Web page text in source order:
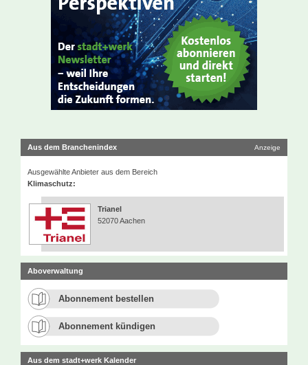
Aus dem Branchenindex Anzeige
Ausgewählte Anbieter aus dem Bereich
Klimaschutz:
Trianel
52070 Aachen
Aboverwaltung
Abonnement bestellen
Abonnement kündigen
Aus dem stadt+werk Kalender